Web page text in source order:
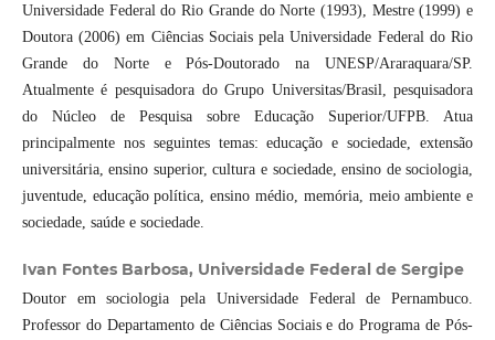
Universidade Federal do Rio Grande do Norte (1993), Mestre (1999) e
Doutora (2006) em Ciências Sociais pela Universidade Federal do Rio
Grande do Norte e Pós-Doutorado na UNESP/Araraquara/SP.
Atualmente é pesquisadora do Grupo Universitas/Brasil, pesquisadora
do Núcleo de Pesquisa sobre Educação Superior/UFPB. Atua
principalmente nos seguintes temas: educação e sociedade, extensão
universitária, ensino superior, cultura e sociedade, ensino de sociologia,
juventude, educação política, ensino médio, memória, meio ambiente e
sociedade, saúde e sociedade.
Ivan Fontes Barbosa, Universidade Federal de Sergipe
Doutor em sociologia pela Universidade Federal de Pernambuco.
Professor do Departamento de Ciências Sociais e do Programa de Pós-